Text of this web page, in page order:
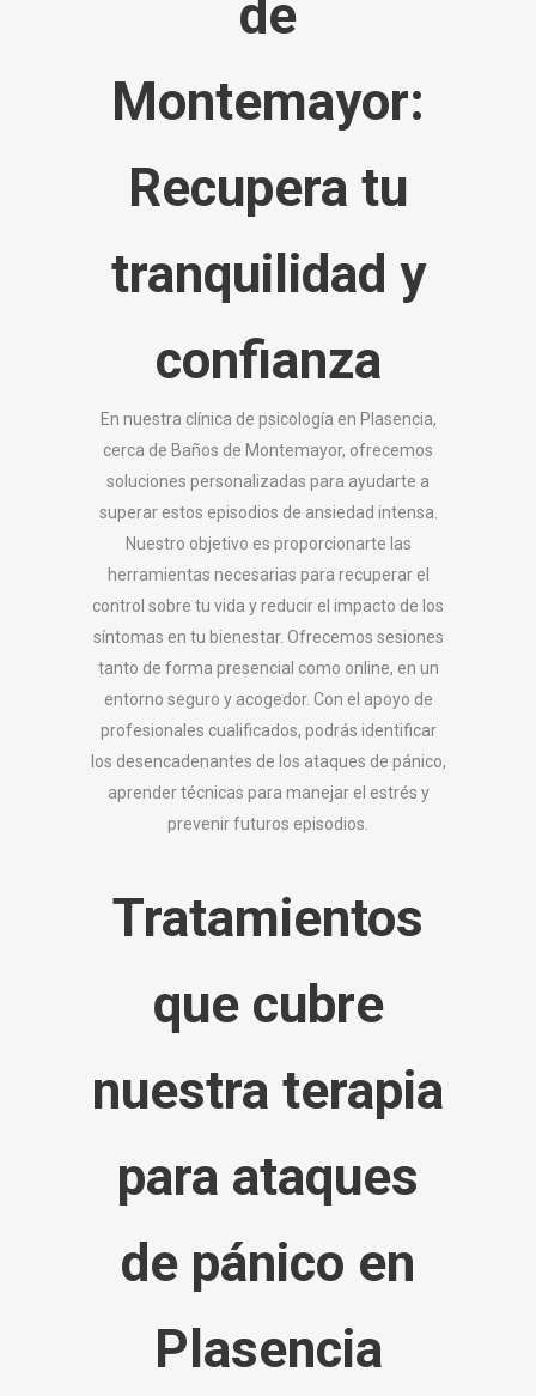
de
Montemayor:
Recupera tu
tranquilidad y
confianza
En nuestra clínica de psicología en Plasencia,
cerca de Baños de Montemayor, ofrecemos
soluciones personalizadas para ayudarte a
superar estos episodios de ansiedad intensa.
Nuestro objetivo es proporcionarte las
herramientas necesarias para recuperar el
control sobre tu vida y reducir el impacto de los
síntomas en tu bienestar. Ofrecemos sesiones
tanto de forma presencial como online, en un
entorno seguro y acogedor. Con el apoyo de
profesionales cualificados, podrás identificar
los desencadenantes de los ataques de pánico,
aprender técnicas para manejar el estrés y
prevenir futuros episodios.
Tratamientos
que cubre
nuestra terapia
para ataques
de pánico en
Plasencia